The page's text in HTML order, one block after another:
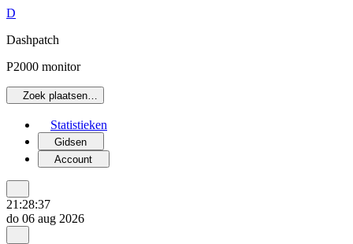
D
Dashpatch
P2000 monitor
Zoek plaatsen…
Statistieken
Gidsen
Account
21:28:37
do 06 aug 2026